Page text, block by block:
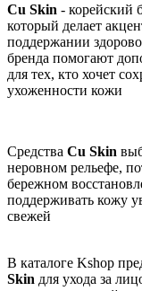
Cu Skin - корейский
который делает
поддержании
бренда помогают
для тех, кто хочет
ухоженности кожи
Средства Cu Skin
неровном рельефе,
бережном
поддерживать кожу
свежей
В каталоге Kshop
Skin для ухода за